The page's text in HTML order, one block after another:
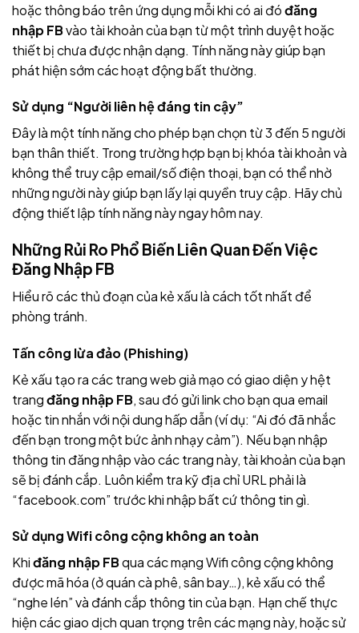
hoặc thông báo trên ứng dụng mỗi khi có ai đóđăng
nhập FBvào tài khoản của bạn từ một trình duyệt hoặc
thiết bị chưa được nhận dạng. Tính năng này giúp bạn
phát hiện sớm các hoạt động bất thường.
Sử dụng “Người liên hệ đáng tin cậy”
Đây là một tính năng cho phép bạn chọn từ 3 đến 5 người
bạn thân thiết. Trong trường hợp bạn bị khóa tài khoản và
không thể truy cập email/số điện thoại, bạn có thể nhờ
những người này giúp bạn lấy lại quyền truy cập. Hãy chủ
động thiết lập tính năng này ngay hôm nay.
Những Rủi Ro Phổ Biến Liên Quan Đến Việc
Đăng Nhập FB
Hiểu rõ các thủ đoạn của kẻ xấu là cách tốt nhất để
phòng tránh.
Tấn công lừa đảo (Phishing)
Kẻ xấu tạo ra các trang web giả mạo có giao diện y hệt
trangđăng nhập FB, sau đó gửi link cho bạn qua email
hoặc tin nhắn với nội dung hấp dẫn (ví dụ: “Ai đó đã nhắc
đến bạn trong một bức ảnh nhạy cảm”). Nếu bạn nhập
thông tin đăng nhập vào các trang này, tài khoản của bạn
sẽ bị đánh cắp. Luôn kiểm tra kỹ địa chỉ URL phải là
“facebook.com” trước khi nhập bất cứ thông tin gì.
Sử dụng Wifi công cộng không an toàn
Khiđăng nhập FBqua các mạng Wifi công cộng không
được mã hóa (ở quán cà phê, sân bay…), kẻ xấu có thể
“nghe lén” và đánh cắp thông tin của bạn. Hạn chế thực
hiện các giao dịch quan trọng trên các mạng này, hoặc sử